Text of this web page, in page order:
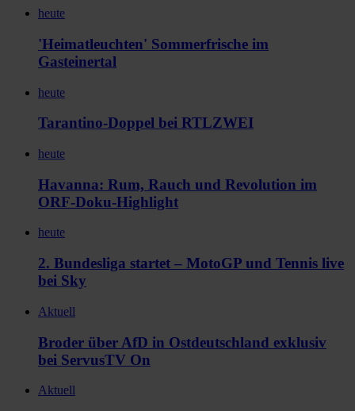
heute
'Heimatleuchten' Sommerfrische im
Gasteinertal
heute
Tarantino-Doppel bei RTLZWEI
heute
Havanna: Rum, Rauch und Revolution im
ORF-Doku-Highlight
heute
2. Bundesliga startet – MotoGP und Tennis live
bei Sky
Aktuell
Broder über AfD in Ostdeutschland exklusiv
bei ServusTV On
Aktuell